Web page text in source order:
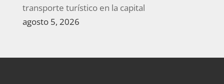
transporte turístico en la capital
agosto 5, 2026